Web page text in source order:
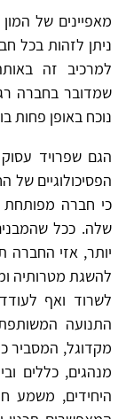
מאפיינים של
ניתן לזהות בכל
למרכיב זה
שמדובר בחברה
נוכח באופן פחות
הגם שפרויד
הפסיכולוגיים של
כי חברה מפותחת
שלה. ככל
יותר, אזי החברה
להשגת מטרותיה
לשרוד ואף
התנועה
מקדוגל, המסביר
מנהגים, כללים
היחידים, משמע